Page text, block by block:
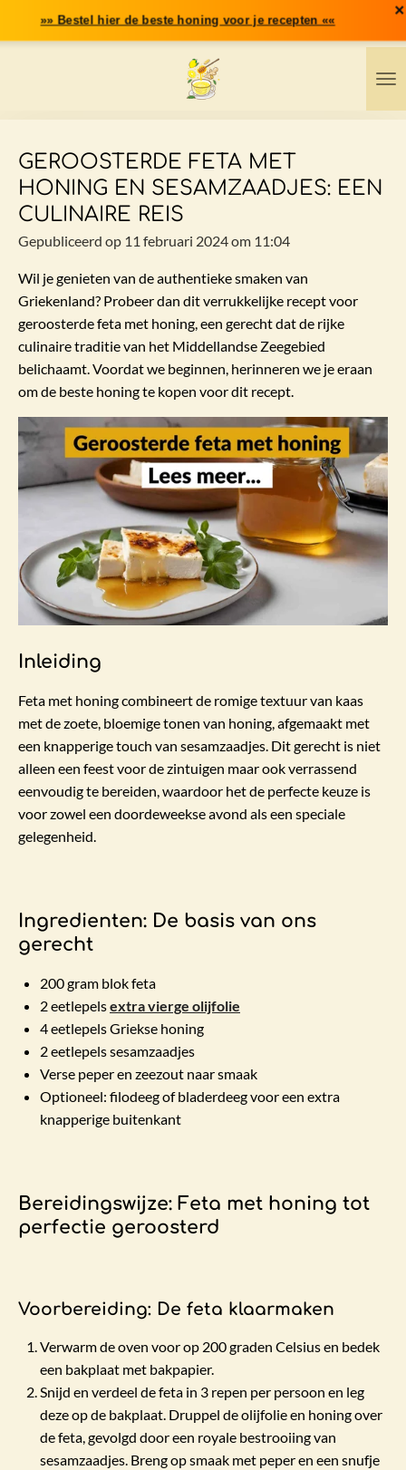
×
»» Bestel hier de beste honing voor je recepten ««
direct
GEROOSTERDE FETA MET
HONING EN SESAMZAADJES: EEN
CULINAIRE REIS
Gepubliceerd op 11 februari 2024 om 11:04
Wil je genieten van de authentieke smaken van
Griekenland? Probeer dan dit verrukkelijke recept voor
geroosterde feta met honing, een gerecht dat de rijke
culinaire traditie van het Middellandse Zeegebied
belichaamt. Voordat we beginnen, herinneren we je eraan
om de beste honing te kopen voor dit recept.
Inleiding
Feta met honing combineert de romige textuur van kaas
met de zoete, bloemige tonen van honing, afgemaakt met
een knapperige touch van sesamzaadjes. Dit gerecht is niet
alleen een feest voor de zintuigen maar ook verrassend
eenvoudig te bereiden, waardoor het de perfecte keuze is
voor zowel een doordeweekse avond als een speciale
gelegenheid.
Ingredienten: De basis van ons
gerecht
200 gram blok feta
2 eetlepelsextra vierge olijfolie
4 eetlepels Griekse honing
2 eetlepels sesamzaadjes
Verse peper en zeezout naar smaak
Optioneel: filodeeg of bladerdeeg voor een extra
knapperige buitenkant
Bereidingswijze: Feta met honing tot
perfectie geroosterd
Voorbereiding: De feta klaarmaken
Verwarm de oven voor op 200 graden Celsius en bedek
een bakplaat met bakpapier.
Snijd en verdeel de feta in 3 repen per persoon en leg
deze op de bakplaat. Druppel de olijfolie en honing over
de feta, gevolgd door een royale bestrooiing van
sesamzaadjes. Breng op smaak met peper en een snufje